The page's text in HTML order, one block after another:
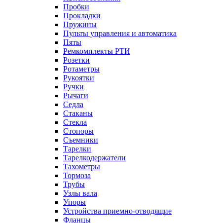
Пробки
Прокладки
Пружины
Пульты управления и автоматика
Пяты
Ремкомплекты РТИ
Розетки
Ротаметры
Рукоятки
Ручки
Рычаги
Седла
Стаканы
Стекла
Стопоры
Съемники
Тарелки
Тарелкодержатели
Тахометры
Тормоза
Трубы
Узлы вала
Упоры
Устройства приемно-отводящие
Фланцы